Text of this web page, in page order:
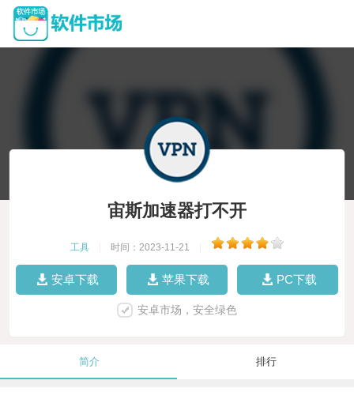
宙斯加速器打不开
工具 时间：2023-11-21
安卓下载 苹果下载 PC下载
安卓市场，安全绿色
简介 排行